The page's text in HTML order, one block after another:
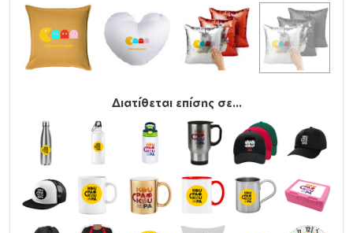
Διατίθεται επίσης σε...